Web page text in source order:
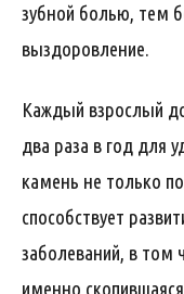
зубной болью, тем
выздоровление.
Каждый взрослый
два раза в год для
камень не только
способствует
заболеваний, в том
именно